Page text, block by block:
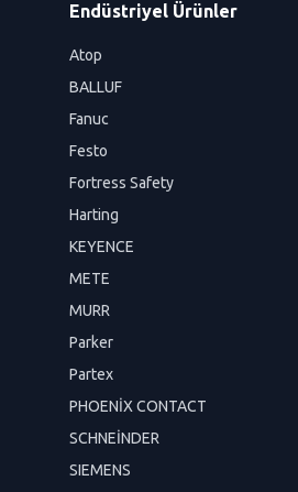
Endüstriyel Ürünler
Atop
BALLUF
Fanuc
Festo
Fortress Safety
Harting
KEYENCE
METE
MURR
Parker
Partex
PHOENİX CONTACT
SCHNEİNDER
SIEMENS